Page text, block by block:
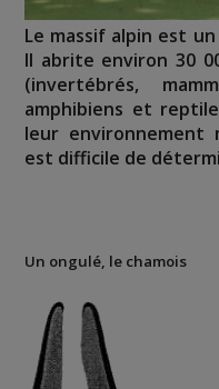
Le massif alpin est
Il abrite environ 30
(invertébrés,
amphibiens et
leur environnement
est difficile de
Un ongulé, le chamois